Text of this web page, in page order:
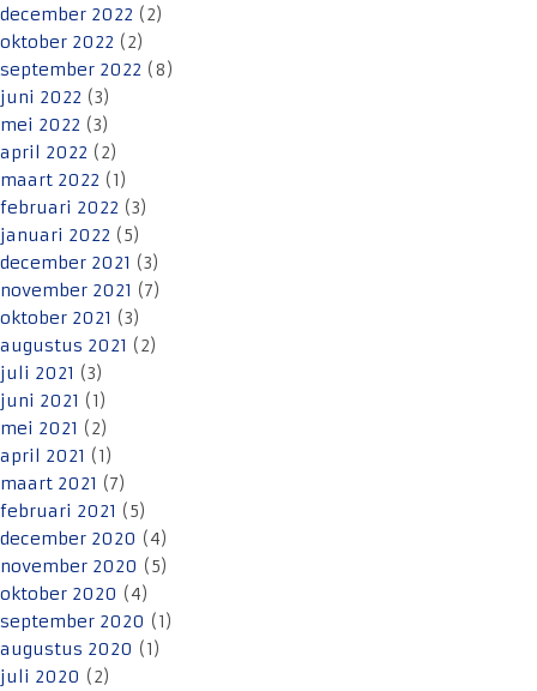
december 2022 (2)
oktober 2022 (2)
september 2022 (8)
juni 2022 (3)
mei 2022 (3)
april 2022 (2)
maart 2022 (1)
februari 2022 (3)
januari 2022 (5)
december 2021 (3)
november 2021 (7)
oktober 2021 (3)
augustus 2021 (2)
juli 2021 (3)
juni 2021 (1)
mei 2021 (2)
april 2021 (1)
maart 2021 (7)
februari 2021 (5)
december 2020 (4)
november 2020 (5)
oktober 2020 (4)
september 2020 (1)
augustus 2020 (1)
juli 2020 (2)